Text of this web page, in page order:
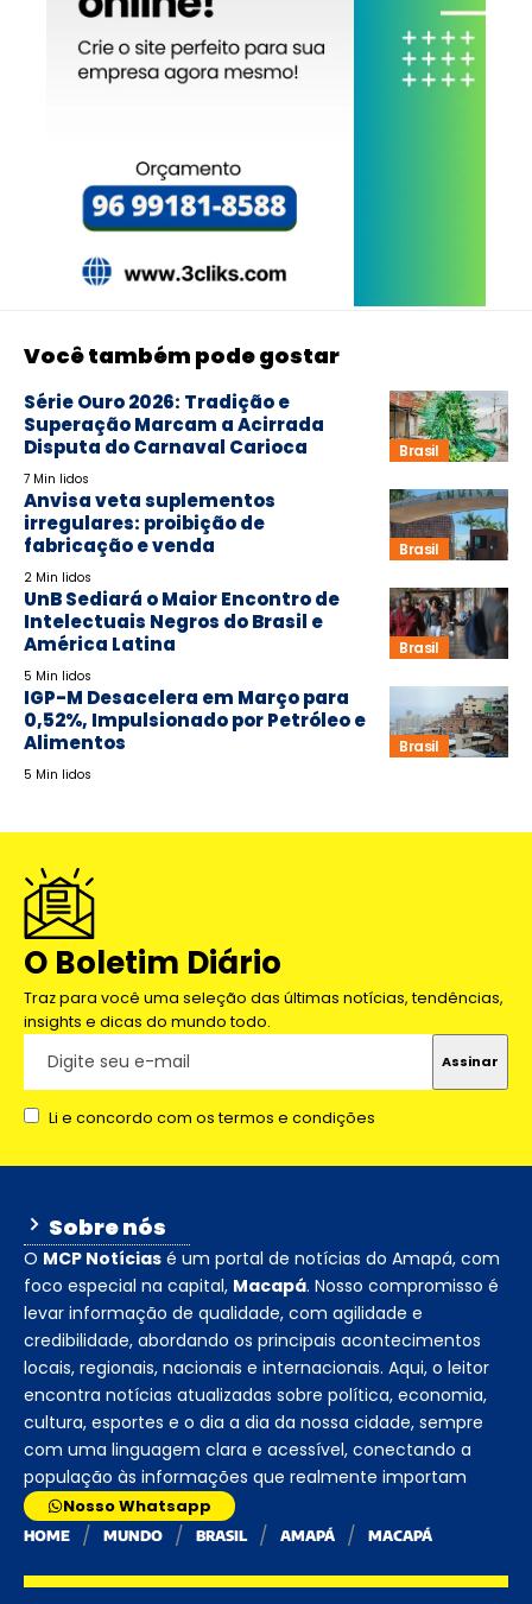
Você também pode gostar
Brasil
Série Ouro 2026: Tradição e
Superação Marcam a Acirrada
Disputa do Carnaval Carioca
7 Min lidos
Brasil
Anvisa veta suplementos
irregulares: proibição de
fabricação e venda
2 Min lidos
Brasil
UnB Sediará o Maior Encontro de
Intelectuais Negros do Brasil e
América Latina
5 Min lidos
Brasil
IGP-M Desacelera em Março para
0,52%, Impulsionado por Petróleo e
Alimentos
5 Min lidos
O Boletim Diário
Traz para você uma seleção das últimas notícias, tendências,
insights e dicas do mundo todo.
Li e concordo com os termos e condições
Sobre nós
O MCP Notícias é um portal de notícias do Amapá, com
foco especial na capital, Macapá. Nosso compromisso é
levar informação de qualidade, com agilidade e
credibilidade, abordando os principais acontecimentos
locais, regionais, nacionais e internacionais. Aqui, o leitor
encontra notícias atualizadas sobre política, economia,
cultura, esportes e o dia a dia da nossa cidade, sempre
com uma linguagem clara e acessível, conectando a
população às informações que realmente importam
Nosso Whatsapp
HOME MUNDO BRASIL AMAPÁ MACAPÁ